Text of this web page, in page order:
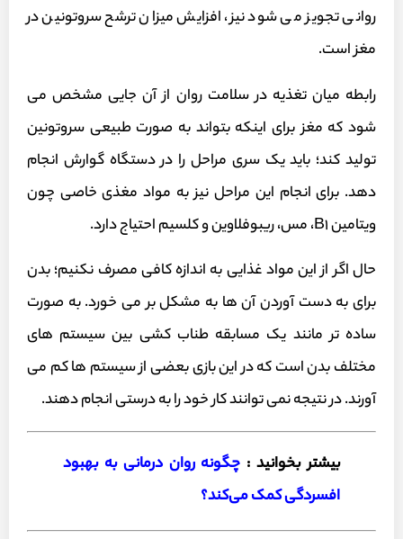
روانی تجویز می شود نیز، افزایش میزان ترشح سروتونین در
مغز است.
رابطه میان تغذیه در سلامت روان از آن جایی مشخص می
شود که مغز برای اینکه بتواند به صورت طبیعی سروتونین
تولید کند؛ باید یک سری مراحل را در دستگاه گوارش انجام
دهد. برای انجام این مراحل نیز به مواد مغذی خاصی چون
ویتامین B1، مس، ریبوفلاوین و کلسیم احتیاج دارد.
حال اگر از این مواد غذایی به اندازه کافی مصرف نکنیم؛ بدن
برای به دست آوردن آن ها به مشکل بر می خورد. به صورت
ساده تر مانند یک مسابقه طناب کشی بین سیستم های
مختلف بدن است که در این بازی بعضی از سیستم ها کم می
آورند. در نتیجه نمی توانند کار خود را به درستی انجام دهند.
بیشتر بخوانید : چگونه روان درمانی به بهبود
افسردگی کمک می‌کند؟